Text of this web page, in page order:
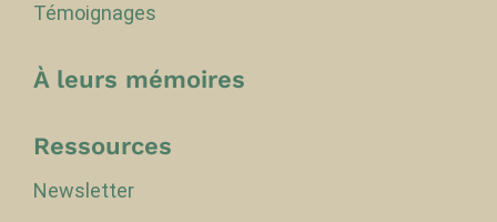
Témoignages
À leurs mémoires
Ressources
Newsletter